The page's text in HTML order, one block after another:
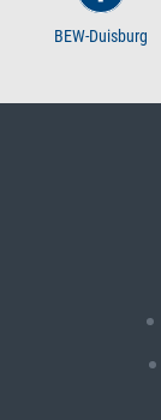
BEW-Duisburg